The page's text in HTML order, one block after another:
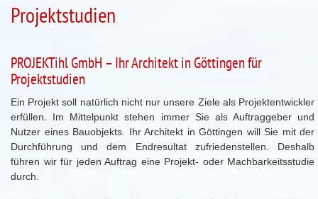
Projektstudien
PROJEKTihl GmbH – Ihr Architekt in Göttingen für
Projektstudien
Ein Projekt soll natürlich nicht nur unsere Ziele als Projektentwickler
erfüllen. Im Mittelpunkt stehen immer Sie als Auftraggeber und
Nutzer eines Bauobjekts. Ihr Architekt in Göttingen will Sie mit der
Durchführung und dem Endresultat zufriedenstellen. Deshalb
führen wir für jeden Auftrag eine Projekt- oder Machbarkeitsstudie
durch.